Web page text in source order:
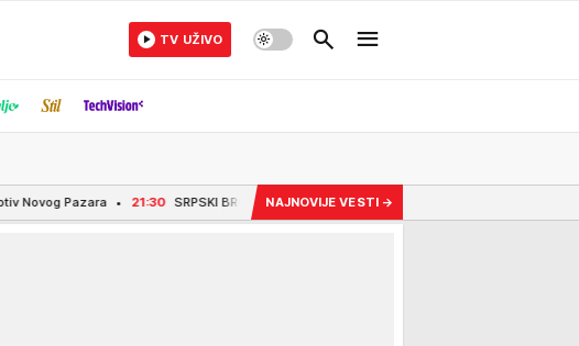
TV UŽIVO
21:30 SRPSKI BROD MORA DA PROĐE KROZ TEŠKE MEANDRE Vučić se oglasio
NAJNOVIJE VESTI →